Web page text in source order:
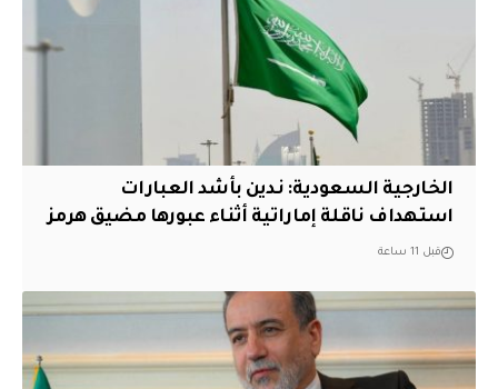
‏الخارجية السعودية: ندين بأشد العبارات
استهداف ناقلة إماراتية أثناء عبورها مضيق هرمز
قبل 11 ساعة